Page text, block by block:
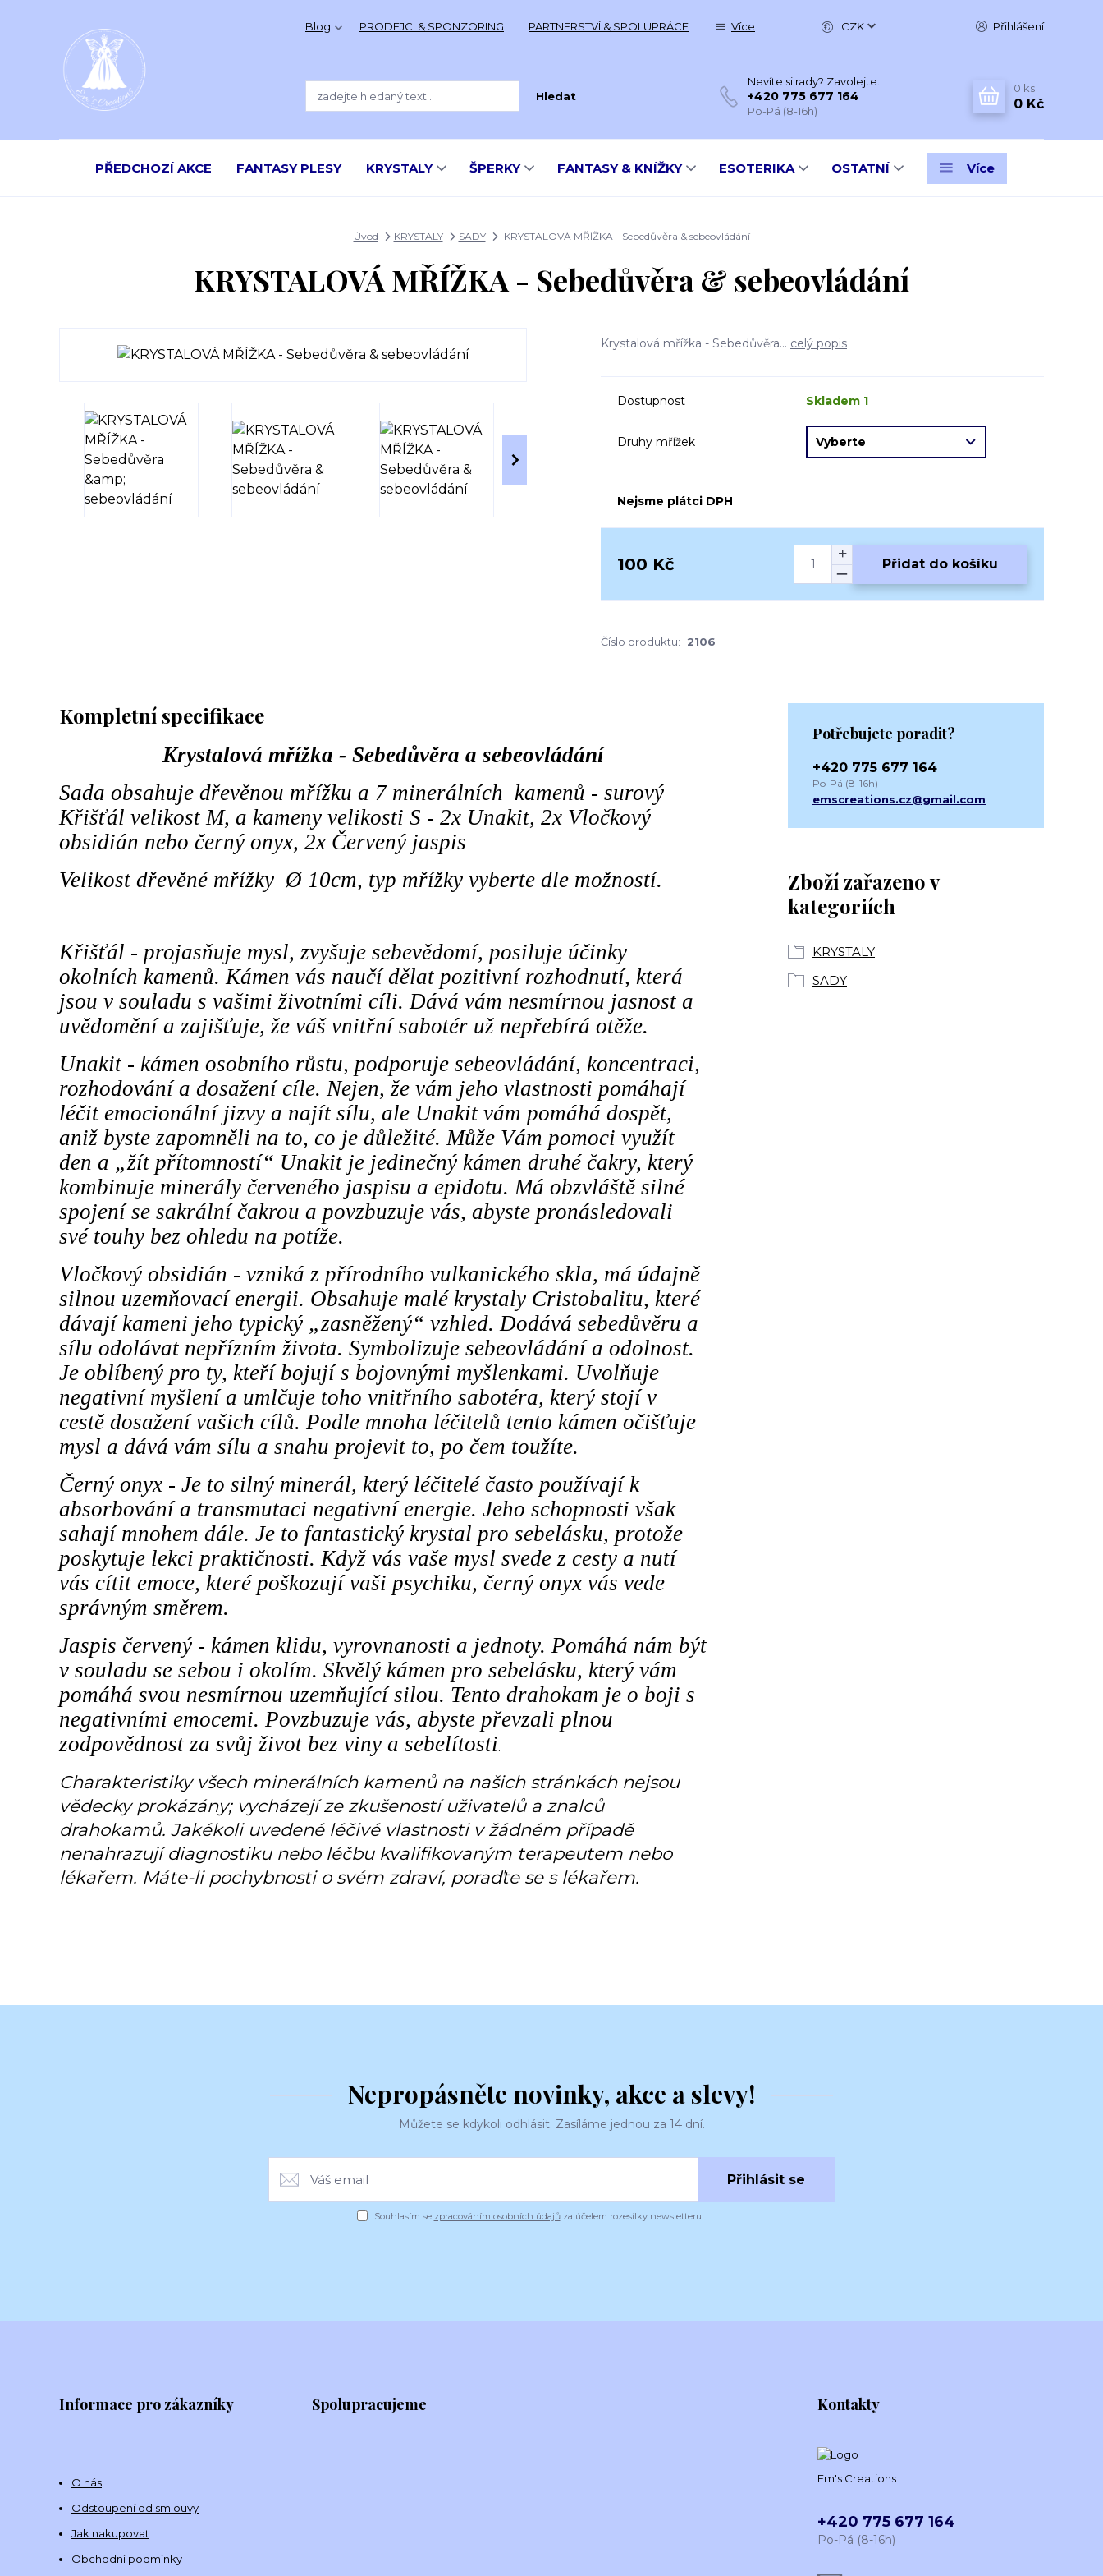
Blog PRODEJCI & SPONZORING PARTNERSTVÍ & SPOLUPRÁCE Více CZK Přihlášení
Hledat
Nevíte si rady? Zavolejte.
+420 775 677 164
Po-Pá (8-16h)
0 ks
0 Kč
PŘEDCHOZÍ AKCE FANTASY PLESY KRYSTALY ŠPERKY FANTASY & KNÍŽKY ESOTERIKA OSTATNÍ Více
Úvod KRYSTALY SADY KRYSTALOVÁ MŘÍŽKA - Sebedůvěra & sebeovládání
KRYSTALOVÁ MŘÍŽKA - Sebedůvěra & sebeovládání
Krystalová mřížka - Sebedůvěra... celý popis
Dostupnost Skladem 1
Druhy mřížek
Nejsme plátci DPH
100 Kč Přidat do košíku
Číslo produktu: 2106
Kompletní specifikace
Krystalová mřížka - Sebedůvěra a sebeovládání
Sada obsahuje dřevěnou mřížku a 7 minerálních kamenů - surový
Křišťál velikost M, a kameny velikosti S - 2x Unakit, 2x Vločkový
obsidián nebo černý onyx, 2x Červený jaspis
Velikost dřevěné mřížky Ø 10cm, typ mřížky vyberte dle možností.
Křišťál - projasňuje mysl, zvyšuje sebevědomí, posiluje účinky
okolních kamenů. Kámen vás naučí dělat pozitivní rozhodnutí, která
jsou v souladu s vašimi životními cíli. Dává vám nesmírnou jasnost a
uvědomění a zajišťuje, že váš vnitřní sabotér už nepřebírá otěže.
Unakit - kámen osobního růstu, podporuje sebeovládání, koncentraci,
rozhodování a dosažení cíle. Nejen, že vám jeho vlastnosti pomáhají
léčit emocionální jizvy a najít sílu, ale Unakit vám pomáhá dospět,
aniž byste zapomněli na to, co je důležité. Může Vám pomoci využít
den a „žít přítomností“ Unakit je jedinečný kámen druhé čakry, který
kombinuje minerály červeného jaspisu a epidotu. Má obzvláště silné
spojení se sakrální čakrou a povzbuzuje vás, abyste pronásledovali
své touhy bez ohledu na potíže.
Vločkový obsidián - vzniká z přírodního vulkanického skla, má údajně
silnou uzemňovací energii. Obsahuje malé krystaly Cristobalitu, které
dávají kameni jeho typický „zasněžený“ vzhled. Dodává sebedůvěru a
sílu odolávat nepřízním života. Symbolizuje sebeovládání a odolnost.
Je oblíbený pro ty, kteří bojují s bojovnými myšlenkami. Uvolňuje
negativní myšlení a umlčuje toho vnitřního sabotéra, který stojí v
cestě dosažení vašich cílů. Podle mnoha léčitelů tento kámen očišťuje
mysl a dává vám sílu a snahu projevit to, po čem toužíte.
Černý onyx - Je to silný minerál, který léčitelé často používají k
absorbování a transmutaci negativní energie. Jeho schopnosti však
sahají mnohem dále. Je to fantastický krystal pro sebelásku, protože
poskytuje lekci praktičnosti. Když vás vaše mysl svede z cesty a nutí
vás cítit emoce, které poškozují vaši psychiku, černý onyx vás vede
správným směrem.
Jaspis červený - kámen klidu, vyrovnanosti a jednoty. Pomáhá nám být
v souladu se sebou i okolím. Skvělý kámen pro sebelásku, který vám
pomáhá svou nesmírnou uzemňující silou. Tento drahokam je o boji s
negativními emocemi. Povzbuzuje vás, abyste převzali plnou
zodpovědnost za svůj život bez viny a sebelítosti.
Charakteristiky všech minerálních kamenů na našich stránkách nejsou
vědecky prokázány; vycházejí ze zkušeností uživatelů a znalců
drahokamů. Jakékoli uvedené léčivé vlastnosti v žádném případě
nenahrazují diagnostiku nebo léčbu kvalifikovaným terapeutem nebo
lékařem. Máte-li pochybnosti o svém zdraví, poraďte se s lékařem.
Zboží zařazeno v
kategoriích
KRYSTALY
SADY
Potřebujete poradit?
+420 775 677 164
Po-Pá (8-16h)
emscreations.cz@gmail.com
Nepropásněte novinky, akce a slevy!
Můžete se kdykoli odhlásit. Zasíláme jednou za 14 dní.
Přihlásit se
Souhlasím se zpracováním osobních údajůza účelem rozesílky newsletteru.
Informace pro zákazníky
O nás
Odstoupení od smlouvy
Jak nakupovat
Obchodní podmínky
Spolupracujeme Kontakty
Em's Creations
+420 775 677 164
Po-Pá (8-16h)